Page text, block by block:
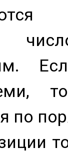
по